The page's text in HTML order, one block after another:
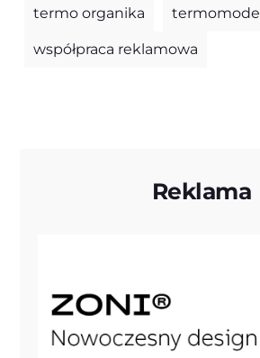
termo organika
współpraca reklamowa
Reklama